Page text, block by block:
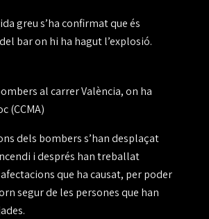
greu s’ha confirmat que és
baron hi ha hagut l’explosió.
al carrer València, on ha
(CCMA)
dels bombers s’han desplaçat
i després han treballat
que ha causat, per poder
segur de les persones que han